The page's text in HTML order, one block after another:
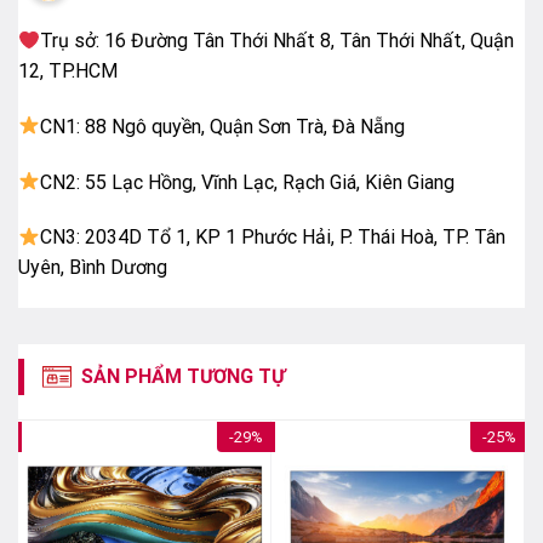
sản phẩm lần này cũng được đổi mới với hình chữ T
quen mắt với chân đế hình chữ V úp ngược thường
gặp trên thị trường điện tử hiện nay thì đây chính là
sự lựa chọn tuyệt vời để mang đến làn gió mới cho
phong cách nội thất trong gia đình bạn.
Trụ sở: 16 Đường Tân Thới Nhất 8, Tân Thới Nhất, Quận
12, TP.HCM
CN1: 88 Ngô quyền, Quận Sơn Trà, Đà Nẵng
CN2: 55 Lạc Hồng, Vĩnh Lạc, Rạch Giá, Kiên Giang
CN3: 2034D Tổ 1, KP 1 Phước Hải, P. Thái Hoà, TP. Tân
Uyên, Bình Dương
SẢN PHẨM TƯƠNG TỰ
-29% -25%